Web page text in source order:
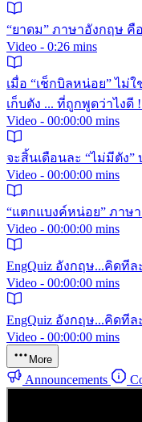
“ยาดม” ภาษาอังกฤษ คือ
Video - 0:26 mins
เมื่อ “เช็กบิลหน่อย” ไม่
เก็บตัง ... ที่ถูกพูดว่าไงดี
Video - 00:00:00 mins
จะสิ้นเดือนละ “ไม่มีตัง
Video - 00:00:00 mins
“แตกแบงค์หน่อย” ภาษ
Video - 00:00:00 mins
EngQuiz อังกฤษ...คิดทีล
Video - 00:00:00 mins
EngQuiz อังกฤษ...คิดทีล
Video - 00:00:00 mins
More
Announcements